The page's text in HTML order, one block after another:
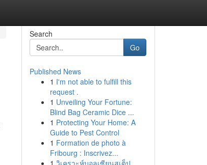
Search
Go
Published News
1 I'm not able to fulfill this
request .
1 Unveiling Your Fortune:
Blind Bag Ceramic Dice ...
1 Protecting Your Home: A
Guide to Pest Control
1 Formation de photo à
Fribourg : Inscrivez...
1 วิเคราะห์บอลเซียนสเต็ป